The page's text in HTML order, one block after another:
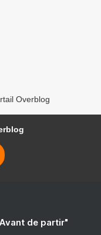
Overblog
de partir"